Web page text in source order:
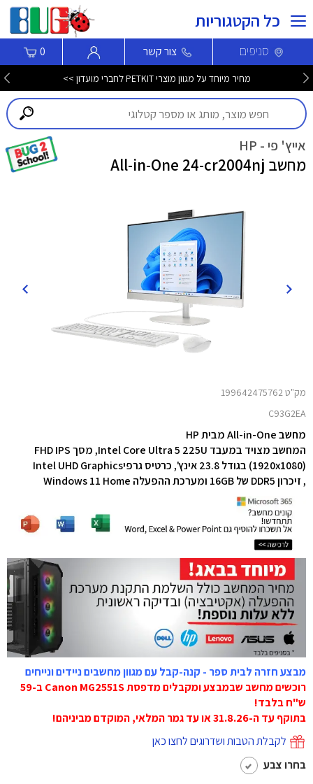
כל הקטגוריות
סניפים צור קשר 0
מחיר מיוחד על מגוון מוצרי PETKIT לחברי מועדון >>
אייץ' פי - HP
מחשב All-in-One 24-cr2004nj
מק"ט 199642475762
C93G2EA
מחשב All-in-One מבית HP
המחשב מצויד במעבד Intel Core Ultra 5 225U,
(‎1920x1080) בגודל 23.8 אינץ',
כרטיס גרפיIntel UHD Graphics
זיכרון DDR5 של 16GB ו מערכת ההפעלה Windows 11 Home
מבצע חזרה לבית ספר - קנה-קבל עם מגוון מחשבים ניידים ונייחים
רוכשים מחשב שבמבצע ומקבלים מדפסת Canon MG2551S ב-59
ש"ח בלבד!
בתוקף עד ה-31.8.26 או עד גמר המלאי, המוקדם מביניהם!
לקבלת הטבות ושדרוגים לחצו כאן
בחרו צבע